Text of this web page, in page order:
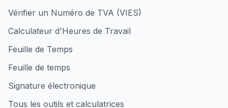
Vérifier un Numéro de TVA (VIES)
Calculateur d'Heures de Travail
Feuille de Temps
Feuille de temps
Signature électronique
Tous les outils et calculatrices